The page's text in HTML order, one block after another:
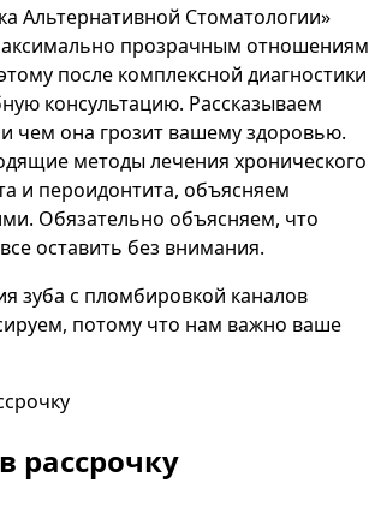
Альтернативной Стоматологии»
прозрачным отношениям
после комплексной диагностики
консультацию. Рассказываем
чем она грозит вашему здоровью.
методы лечения хронического
и пероидонтита, объясняем
Обязательно объясняем, что
оставить без внимания.
зуба с пломбировкой каналов
потому что нам важно ваше
рассрочку